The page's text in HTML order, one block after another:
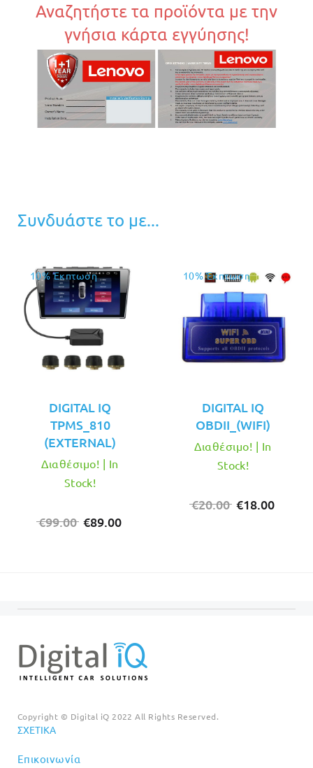
Αναζητήστε τα προϊόντα με την
γνήσια κάρτα εγγύησης!
Συνδυάστε το με...
10% Έκπτωση
DIGITAL IQ
TPMS_810
(EXTERNAL)
€99.00 Original
€89.00
Διαθέσιμο! | In
Stock!
10% Έκπτωση
DIGITAL IQ
OBDII_(WIFI)
€20.00 Original
€18.00
Διαθέσιμο! | In
Stock!
Copyright © Digital iQ 2022 All Rights Reserved.
ΣΧΕΤΙΚΆ
Επικοινωνία